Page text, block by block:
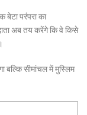
बेटा परंपरा का
अब तय करेंगे कि वे किसे
बल्कि सीमांचल में मुस्लिम